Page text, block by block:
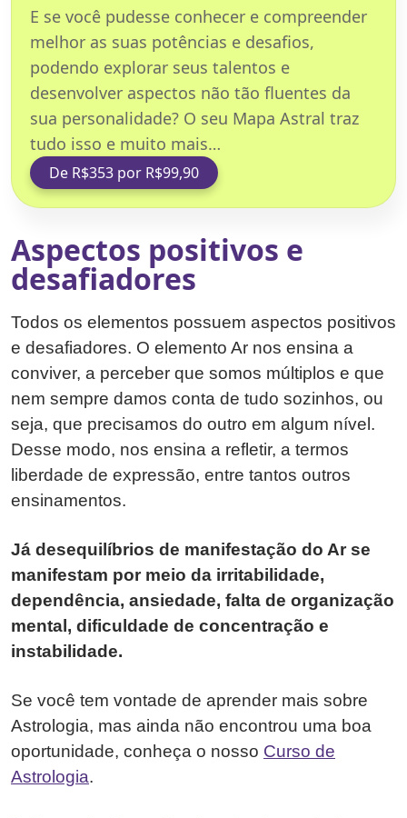
E se você pudesse conhecer e compreender
melhor as suas potências e desafios,
podendo explorar seus talentos e
desenvolver aspectos não tão fluentes da
sua personalidade? O seu Mapa Astral traz
tudo isso e muito mais…
De R$353 por R$99,90
Aspectos positivos e
desafiadores
Todos os elementos possuem aspectos positivos
e desafiadores. O elemento Ar nos ensina a
conviver, a perceber que somos múltiplos e que
nem sempre damos conta de tudo sozinhos, ou
seja, que precisamos do outro em algum nível.
Desse modo, nos ensina a refletir, a termos
liberdade de expressão, entre tantos outros
ensinamentos.
Já desequilíbrios de manifestação do Ar se
manifestam por meio da irritabilidade,
dependência, ansiedade, falta de organização
mental, dificuldade de concentração e
instabilidade.
Se você tem vontade de aprender mais sobre
Astrologia, mas ainda não encontrou uma boa
oportunidade, conheça o nosso Curso de
Astrologia.